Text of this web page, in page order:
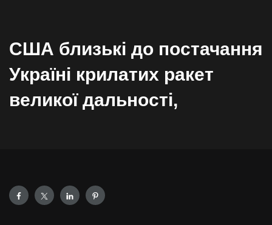
США близькі до постачання
Україні крилатих ракет
великої дальності,